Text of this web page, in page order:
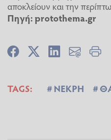
αποκλείουν και την
Πηγή: protothema.gr
TAGS: ΝΕΚΡΗ